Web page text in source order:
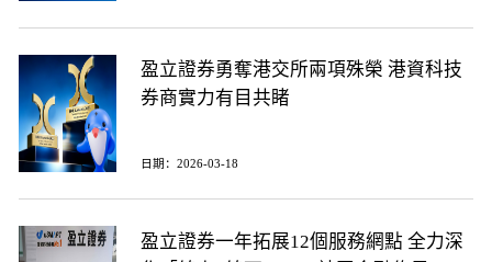
盈立證券勇奪港交所兩項殊榮 港資科技
券商實力有目共睹
日期：2026-03-18
盈立證券一年拓展12個服務網點 全力深